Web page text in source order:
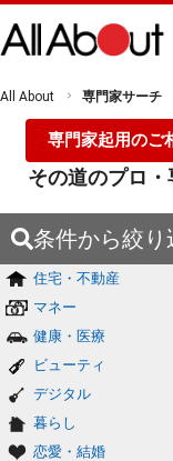
All About 専門家サーチ
専門家起用のご
その道のプロ・
条件から絞り
住宅・不動産
マネー
健康・医療
ビューティ
デジタル
暮らし
恋愛・結婚